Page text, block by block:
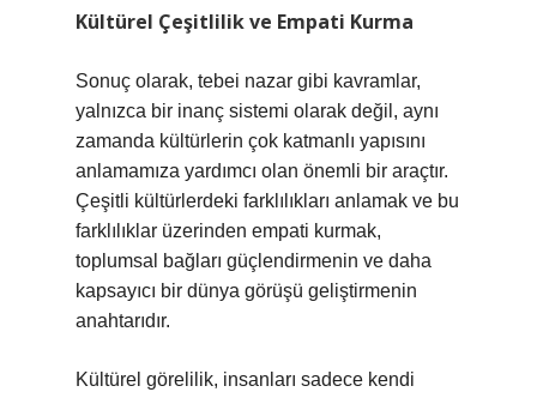
Kültürel Çeşitlilik ve Empati Kurma
Sonuç olarak, tebei nazar gibi kavramlar,
yalnızca bir inanç sistemi olarak değil, aynı
zamanda kültürlerin çok katmanlı yapısını
anlamamıza yardımcı olan önemli bir araçtır.
Çeşitli kültürlerdeki farklılıkları anlamak ve bu
farklılıklar üzerinden empati kurmak,
toplumsal bağları güçlendirmenin ve daha
kapsayıcı bir dünya görüşü geliştirmenin
anahtarıdır.
Kültürel görelilik, insanları sadece kendi